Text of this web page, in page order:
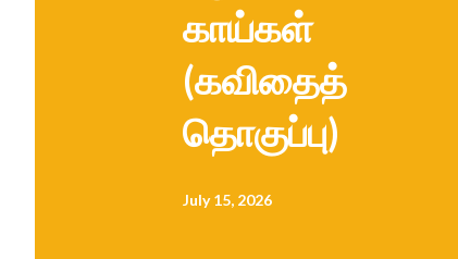
காய்கள்
(கவிதைத்
தொகுப்பு)
July 15, 2026